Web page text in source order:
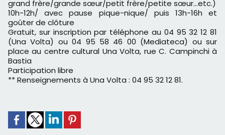
grand frère/grande sœur/petit frère/petite sœur…etc.)
10h-12h/ avec pause pique-nique/ puis 13h-16h et
goûter de clôture
Gratuit, sur inscription par téléphone au 04 95 32 12 81
(Una Volta) ou 04 95 58 46 00 (Mediateca) ou sur
place au centre cultural Una Volta, rue C. Campinchi à
Bastia
Participation libre
** Renseignements à Una Volta : 04 95 32 12 81.